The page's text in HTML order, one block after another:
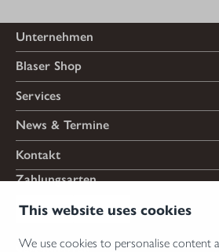
This website uses cookies
We use cookies to personalise content
Unternehmen
Blaser Shop
Services
News & Termine
Kontakt
Zahlungsarten